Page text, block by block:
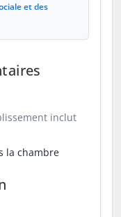
et des
inclut
la chambre